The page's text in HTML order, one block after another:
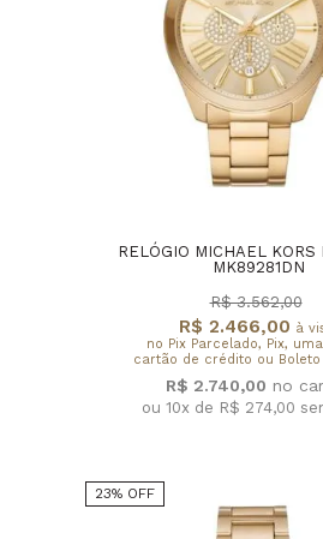
RELÓGIO MICHAEL KORS
MK89281DN
R$ 2.466,00 à
no Pix Parcelado, Pix,
cartão de crédito ou Boleto
R$ 3.562,00
R$ 2.740,00
ou 10x de R$ 274,00
23% OFF